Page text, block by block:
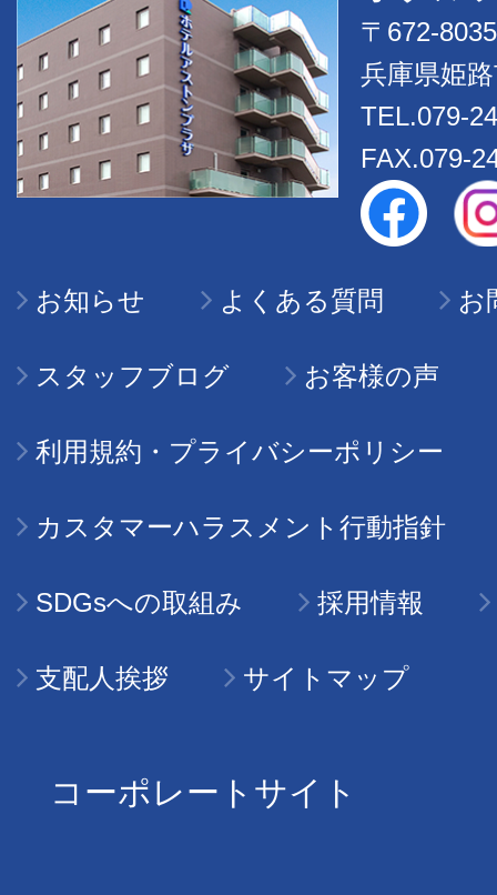
〒672-8035
兵庫県姫
TEL.079-
FAX.079-
お知らせ よくある質問 お
スタッフブログ お客様の声
利用規約・プライバシーポリシー
カスタマーハラスメント行動指針
SDGsへの取組み 採用情報
支配人挨拶 サイトマップ
コーポレートサイト